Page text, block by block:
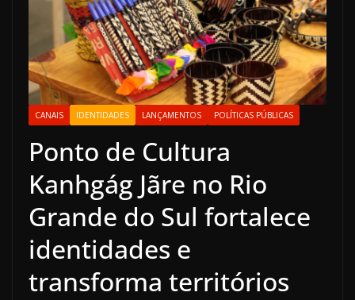
CANAIS IDENTIDADES LANÇAMENTOS POLÍTICAS PÚBLICAS
Ponto de Cultura
Kanhgág Jãre no Rio
Grande do Sul fortalece
identidades e
transforma territórios